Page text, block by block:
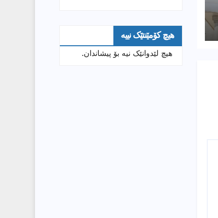
هیچ کۆمێنتێک نییە
هیچ لێدوانێک نیە بۆ پیشاندان.